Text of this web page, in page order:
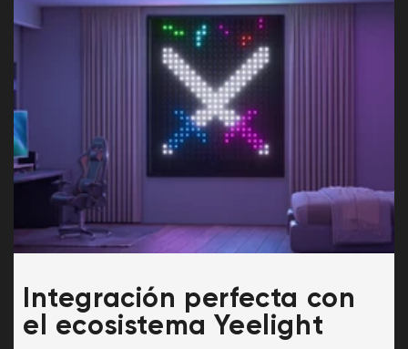
Integración perfecta con
el ecosistema Yeelight